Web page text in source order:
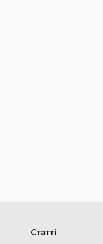
Статті